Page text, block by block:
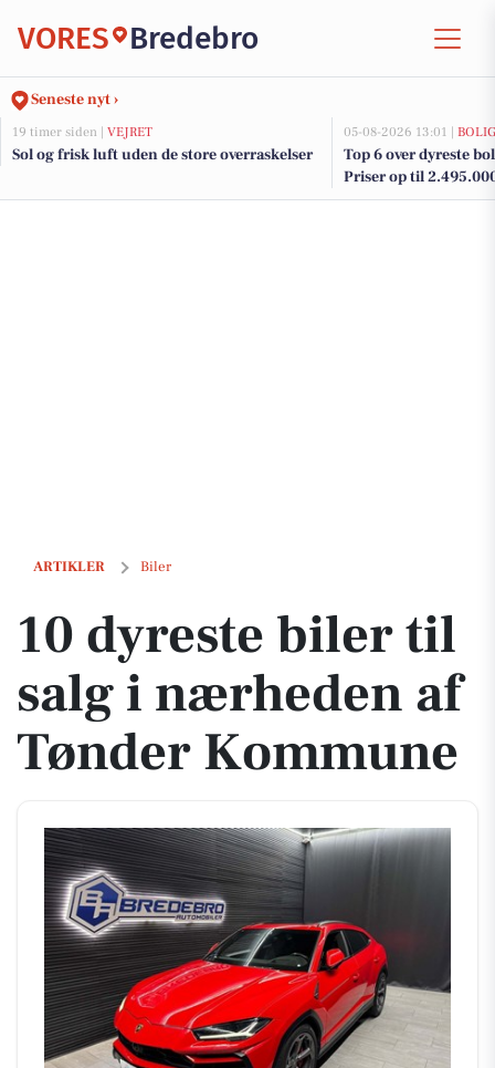
VORES Bredebro
Seneste nyt ›
19 timer siden | VEJRET
Sol og frisk luft uden de store overraskelser
05-08-2026 13:01 |
Top 6 over dyreste
Priser op til
ARTIKLER Biler
10 dyreste biler til salg i nærheden af Tønder Kommune
10 dyreste biler til
salg i nærheden af
Tønder Kommune